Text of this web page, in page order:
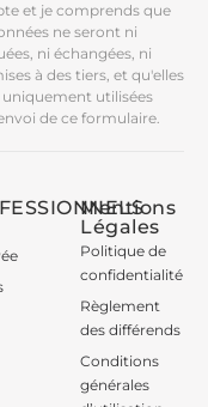
et je comprends que
ne seront ni
ni échangées, ni
à des tiers, et qu'elles
utilisées
de ce formulaire.
Mentions
Légales
Politique de
confidentialité
Règlement
des différends
Conditions
générales